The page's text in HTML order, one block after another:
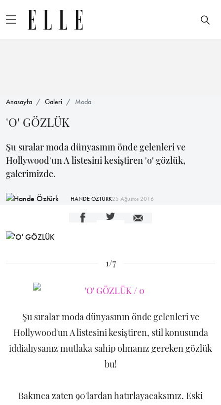
Anasayfa Galeri Moda
'O' GÖZLÜK
Şu sıralar moda dünyasının önde gelenleri ve
Hollywood'un A listesini kesiştiren 'o' gözlük,
galerimizde.
HANDE ÖZTÜRK25 Ağustos 2016
1/7
Şu sıralar moda dünyasının önde gelenleri ve
Hollywood'un A listesini kesiştiren, stil konusunda
iddialıysanız mutlaka sahip olmanız gereken gözlük
bu!
Bakınca zaten 90'lardan hatırlayacaksınız. Eski